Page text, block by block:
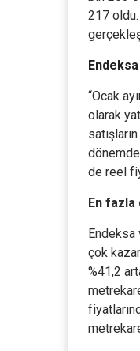
217 oldu.
Endeksa
“Ocak
olarak
de reel
En fazla
Endeksa
çok
%41,2